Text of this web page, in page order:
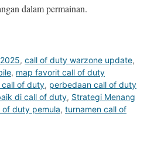
dalam permainan.
, call of duty warzone update,
, map favorit call of duty
call of duty, perbedaan call of duty
di call of duty, Strategi Menang
of duty pemula, turnamen call of